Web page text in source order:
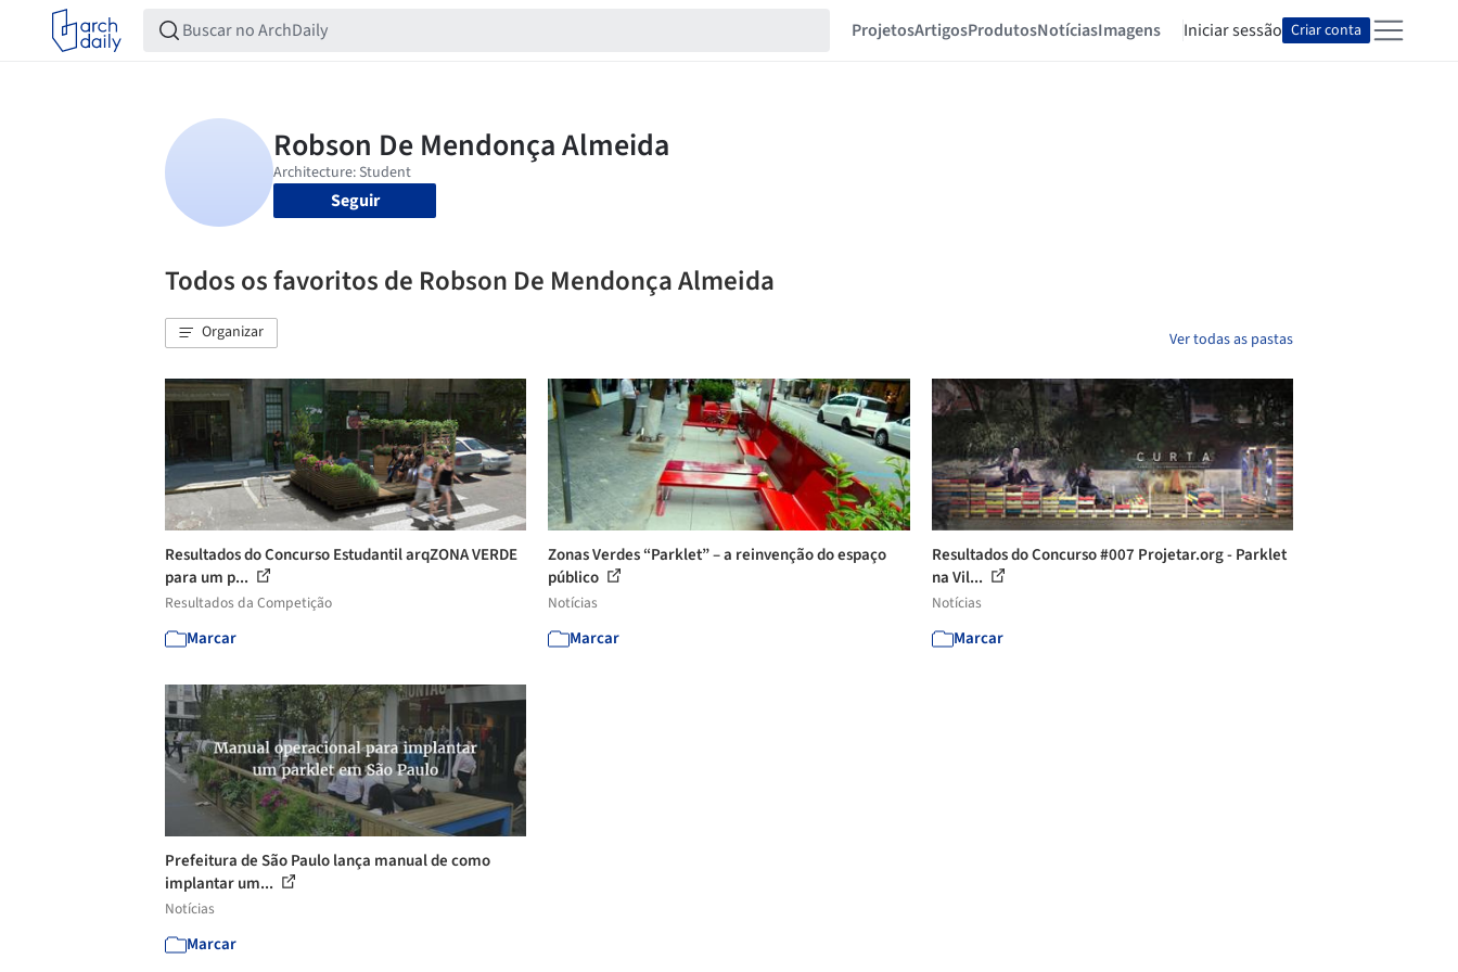
ProjetosArtigosProdutosNotíciasImagens Iniciar sessão Criar conta
Seguir
Todos os favoritos de Robson De Mendonça Almeida
Organizar Ver todas as pastas
Resultados do Concurso Estudantil arqZONA VERDE
para um p...
Resultados da Competição
Marcar
Zonas Verdes “Parklet” – a reinvenção do espaço
público
Notícias
Marcar
Resultados do Concurso #007 Projetar.org - Parklet
na Vil...
Notícias
Marcar
Prefeitura de São Paulo lança manual de como
implantar um...
Notícias
Marcar